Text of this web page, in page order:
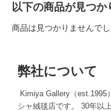
以下の商品が見つか
商品は見つかりませんでし
弊社について
Kimiya Gallery（est.1995
シャ絨毯店です。 30年以